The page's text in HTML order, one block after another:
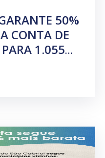
50%
CONTA DE
1.055